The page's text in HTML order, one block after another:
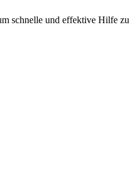
schnelle und effektive Hilfe zu